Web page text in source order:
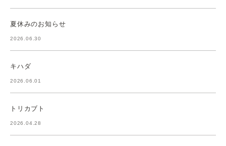
夏休みのお知らせ
2026.06.30
キハダ
2026.06.01
トリカブト
2026.04.28